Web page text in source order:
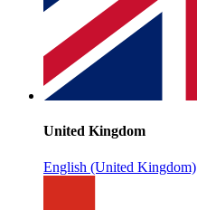
United Kingdom
English (United Kingdom)